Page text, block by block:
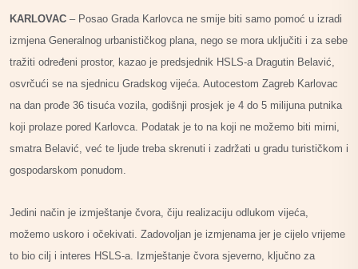
KARLOVAC – Posao Grada Karlovca ne smije biti samo pomoć u izradi
izmjena Generalnog urbanističkog plana, nego se mora uključiti i za sebe
tražiti određeni prostor, kazao je predsjednik HSLS-a Dragutin Belavić,
osvrčući se na sjednicu Gradskog vijeća. Autocestom Zagreb Karlovac
na dan prođe 36 tisuća vozila, godišnji prosjek je 4 do 5 milijuna putnika
koji prolaze pored Karlovca. Podatak je to na koji ne možemo biti mirni,
smatra Belavić, već te ljude treba skrenuti i zadržati u gradu turističkom i
gospodarskom ponudom.
Jedini način je izmještanje čvora, čiju realizaciju odlukom vijeća,
možemo uskoro i očekivati. Zadovoljan je izmjenama jer je cijelo vrijeme
to bio cilj i interes HSLS-a. Izmještanje čvora sjeverno, ključno za